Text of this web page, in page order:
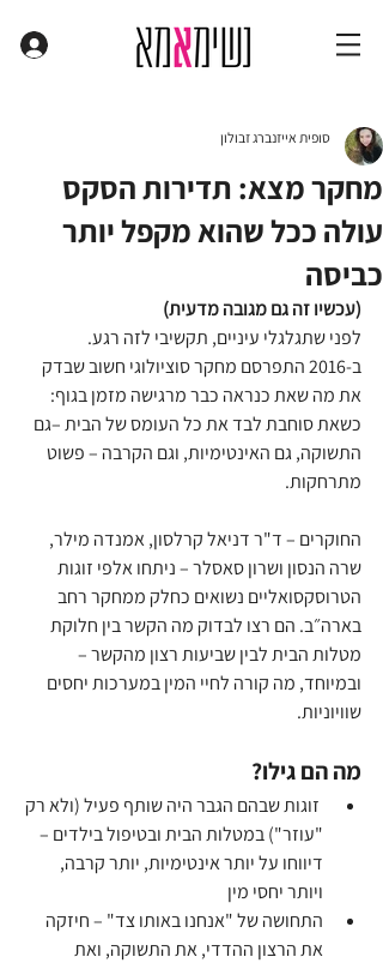
מחקר מצא: תדירות הסקס
עולה ככל שהוא מקפל יותר
כביסה
סופית אייזנברג זבולון
(עכשיו זה גם מגובה מדעית)
לפני שתגלגלי עיניים, תקשיבי לזה רגע.
ב-2016 התפרסם מחקר סוציולוגי חשוב שבדק
את מה שאת כנראה כבר מרגישה מזמן בגוף:
כשאת סוחבת לבד את כל העומס של הבית –גם
התשוקה, גם האינטימיות, וגם הקרבה – פשוט
מתרחקות.
החוקרים – ד"ר דניאל קרלסון, אמנדה מילר,
שרה הנסון ושרון סאסלר – ניתחו אלפי זוגות
הטרוסקסואליים נשואים כחלק ממחקר רחב
בארה״ב. הם רצו לבדוק מה הקשר בין חלוקת
מטלות הבית לבין שביעות רצון מהקשר –
ובמיוחד, מה קורה לחיי המין במערכות יחסים
שוויוניות.
מה הם גילו?
זוגות שבהם הגבר היה שותף פעיל (ולא רק
"עוזר") במטלות הבית ובטיפול בילדים –
דיווחו על יותר אינטימיות, יותר קרבה,
ויותר יחסי מין
התחושה של "אנחנו באותו צד" – חיזקה
את הרצון ההדדי, את התשוקה, ואת